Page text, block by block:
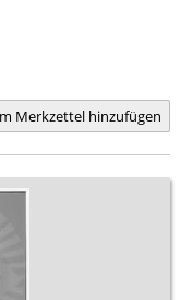
Merkzettel hinzufügen